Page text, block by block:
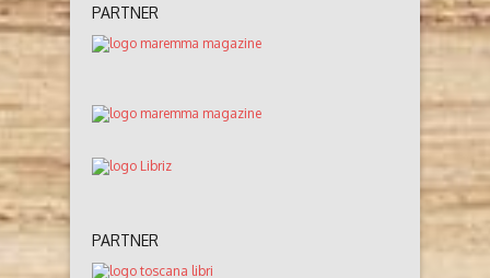
PARTNER
PARTNER